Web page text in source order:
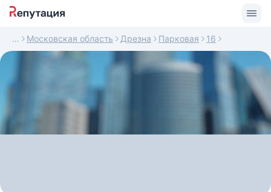
Московская область Дрезна Парковая 16